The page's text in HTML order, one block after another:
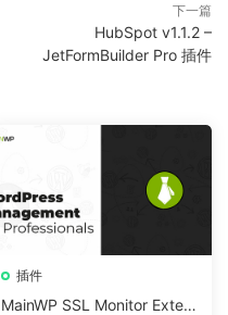
下一篇
HubSpot v1.1.2 –
JetFormBuilder Pro 插件
插件
MainWP SSL Monitor Extens